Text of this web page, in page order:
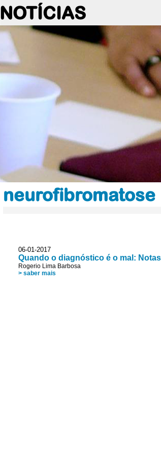
NOTÍCIAS
neurofibromatose
06-01-2017
Quando o diagnóstico é o mal:
Rogerio Lima Barbosa
> saber mais